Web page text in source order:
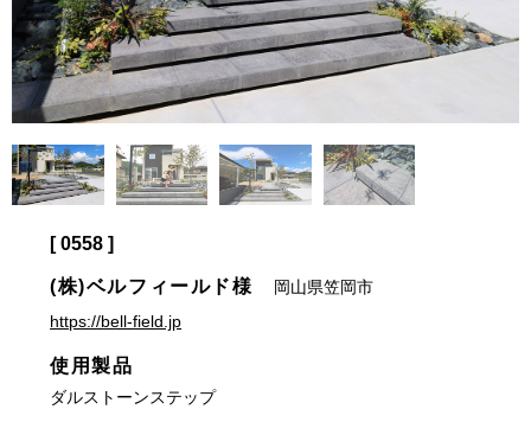
[ 0558 ]
(株)ベルフィールド様
岡山県笠岡市
https://bell-field.jp
使用製品
ダルストーンステップ